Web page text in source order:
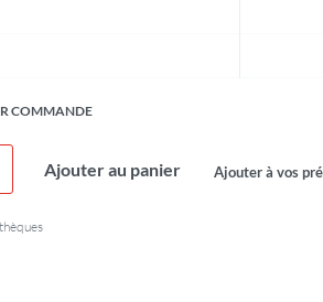
COMMANDE
Ajouter au panier Ajouter à vos